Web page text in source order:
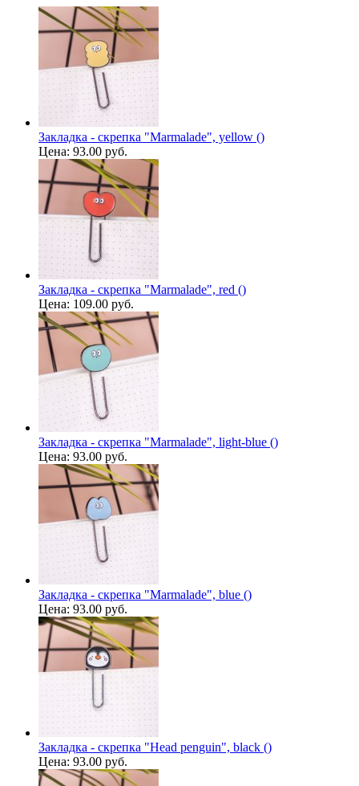
Закладка - скрепка "Marmalade", yellow ()
Цена: 93.00 руб.
Закладка - скрепка "Marmalade", red ()
Цена: 109.00 руб.
Закладка - скрепка "Marmalade", light-blue ()
Цена: 93.00 руб.
Закладка - скрепка "Marmalade", blue ()
Цена: 93.00 руб.
Закладка - скрепка "Head penguin", black ()
Цена: 93.00 руб.